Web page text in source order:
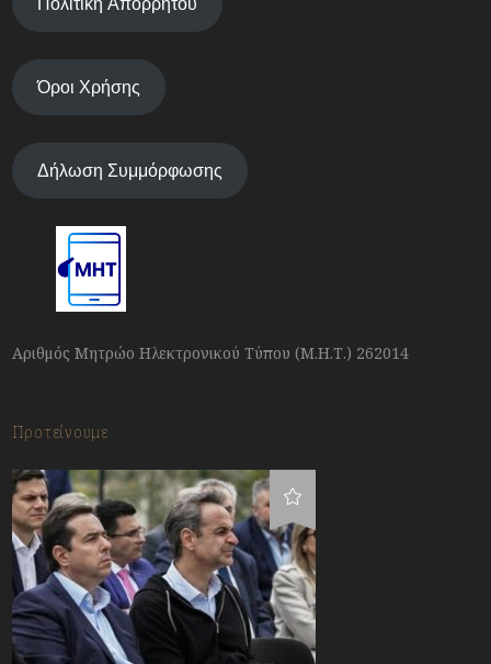
Όροι Χρήσης
Δήλωση Συμμόρφωσης
Αριθμός Μητρώο Ηλεκτρονικού Τύπου (Μ.Η.Τ.) 262014
Προτείνουμε